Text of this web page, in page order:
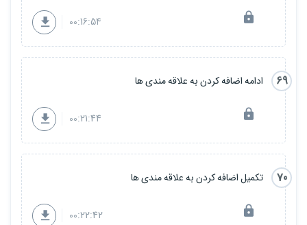
00:16:54
69 ادامه اضافه کردن به علاقه مندی ها
00:21:44
70 تکمیل اضافه کردن به علاقه مندی ها
00:22:42